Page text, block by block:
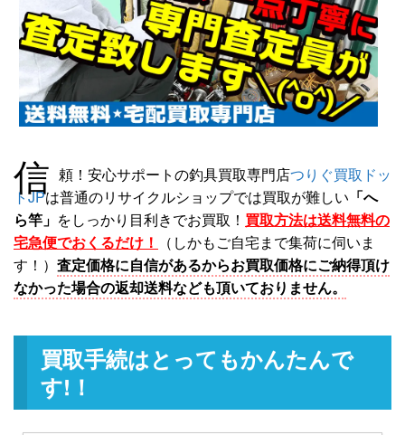
信 頼！安心サポートの釣具買取専門店つりぐ買取ドッ
トJPは普通のリサイクルショップでは買取が難しい 「へ
ら竿」 をしっかり目利きでお買取！ 買取方法は送料無料の
宅急便でおくるだけ！
（しかもご自宅まで集荷に伺いま
す！） 査定価格に自信があるからお買取価格にご納得頂け
なかった場合の返却送料なども頂いておりません。
買取手続はとってもかんたんで
す!！